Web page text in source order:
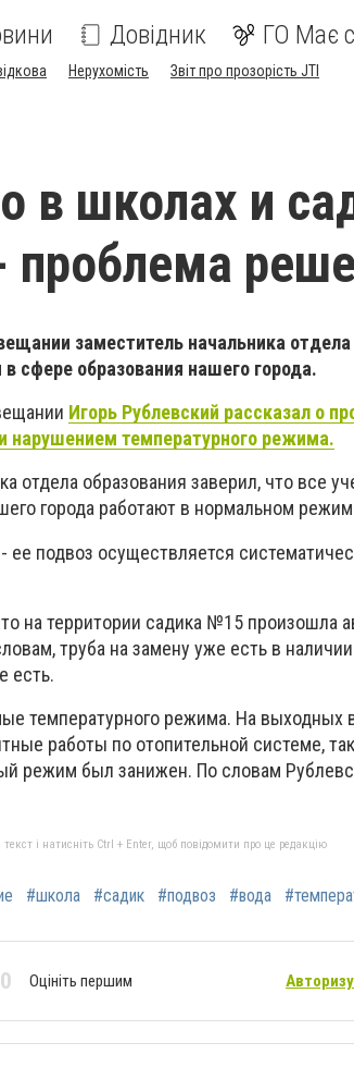
Довідник ГО Має
Нерухомість Звіт про прозорість JTI
в школах и
проблема
заместитель начальника отдела
сфере образования нашего города.
Игорь Рублевский рассказал о
нарушением температурного режима.
отдела образования заверил, что все
города работают в нормальном
подвоз осуществляется
на территории садика №15 произошла
труба на замену уже есть в
есть.
температурного режима. На
работы по отопительной системе,
режим был занижен. По словам
і натисніть Ctrl + Enter, щоб повідомити про це редакцію
#школа #садик #подвоз #вода
Оцініть першим